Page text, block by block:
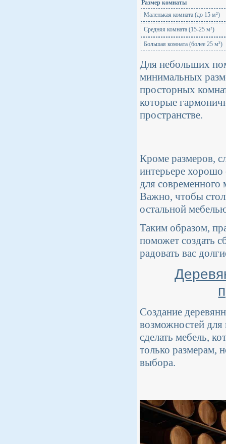
Размер комнаты
Маленькая комната (до 15 м²)
Средняя комната (15-25 м²)
Большая комната (более 25 м²)
Для небольших
минимальных
просторных
которые
пространстве.
Кроме размеров,
интерьере хорошо
для
Важно, чтобы
остальной
Таким образом,
поможет создать
радовать вас
Создание
возможностей для
сделать мебель,
только размерам,
выбора.